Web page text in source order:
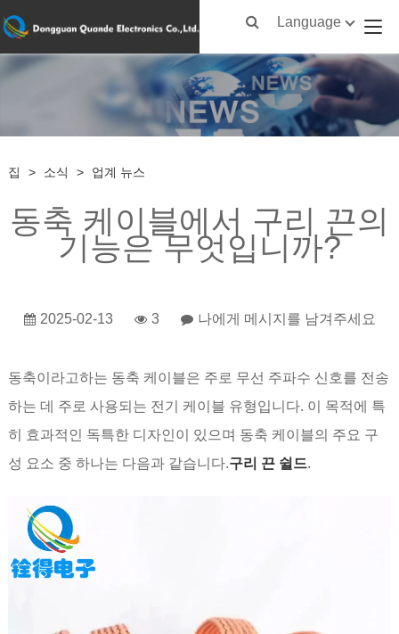
Language
집 > 소식 > 업계 뉴스
동축 케이블에서 구리 끈의
기능은 무엇입니까?
2025-02-13 3 나에게 메시지를 남겨주세요
동축이라고하는 동축 케이블은 주로 무선 주파수 신호를 전송
하는 데 주로 사용되는 전기 케이블 유형입니다. 이 목적에 특
히 효과적인 독특한 디자인이 있으며 동축 케이블의 주요 구
성 요소 중 하나는 다음과 같습니다.구리 끈 쉴드.